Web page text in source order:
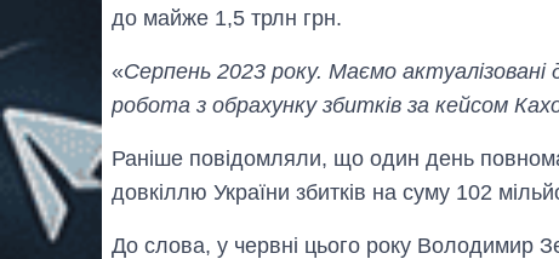
до майже 1,5 трлн грн.
«Серпень 2023 року. Маємо актуалізовані
робота з обрахунку збитків за кейсом
Раніше повідомляли, що один день
довкіллю України збитків на суму 102
До слова, у червні цього року Володимир